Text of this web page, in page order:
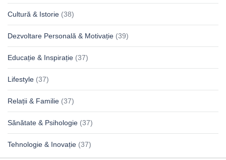
Cultură & Istorie (38)
Dezvoltare Personală & Motivație (39)
Educație & Inspirație (37)
Lifestyle (37)
Relații & Familie (37)
Sănătate & Psihologie (37)
Tehnologie & Inovație (37)